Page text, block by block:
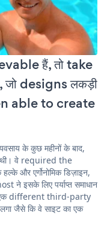
हैं, तो take
जो designs लकड़ी
able to create
के कुछ महीनों के बाद,
थी। वे required the
और एर्गोनोमिक डिज़ाइन,
ने इसके लिए पर्याप्त समाधान
एक different third-party
जैसे कि वे साइट का एक